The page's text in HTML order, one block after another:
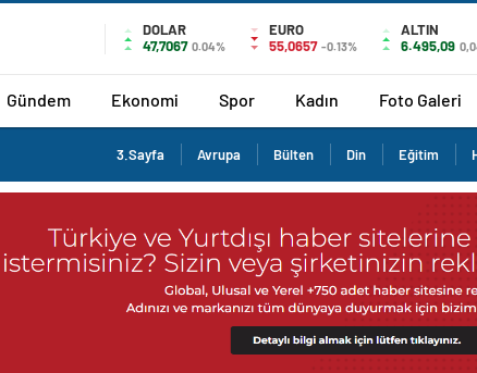
DOLAR
47,7067 0.04%
EURO
55,0657 -0.13%
ALTIN
6.495,09
Gündem Ekonomi Spor Kadın Foto Galeri
3.Sayfa Avrupa Bülten Din Eğitim